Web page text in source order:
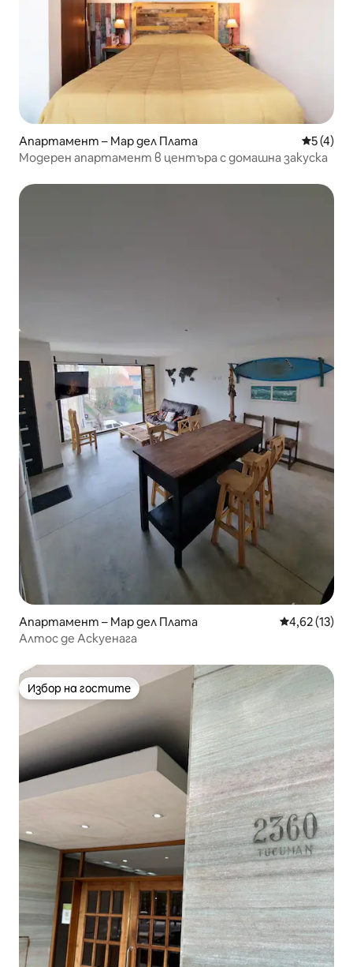
Апартамент – Мар дел Плата Средна
5 (4)
Модерен апартамент в центъра с домашна закуска
Апартамент – Мар дел Плата Средна
4,62 (13)
Алтос де Аскуенага
Избор на гостите
Избор на гостите